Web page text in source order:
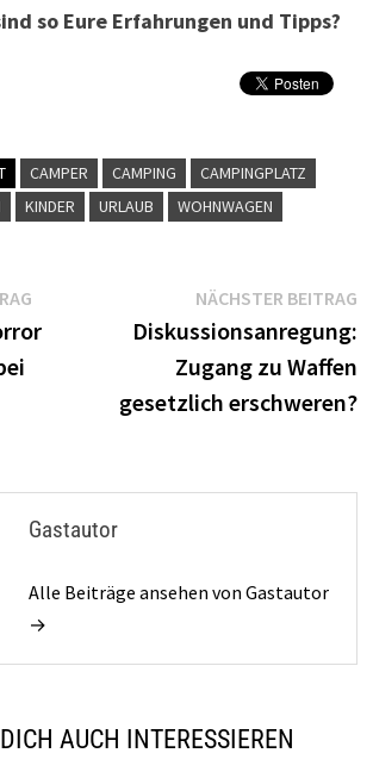
so Eure Erfahrungen und Tipps?
CAMPER CAMPING
CAMPINGPLATZ
KINDER URLAUB WOHNWAGEN
Vorheriger
Beitrag:
NÄCHSTER BEITRAG
Diskussionsanregung:
Zugang zu Waffen
gesetzlich erschweren?
Gastautor
Alle Beiträge ansehen von Gastautor
→
AUCH INTERESSIEREN